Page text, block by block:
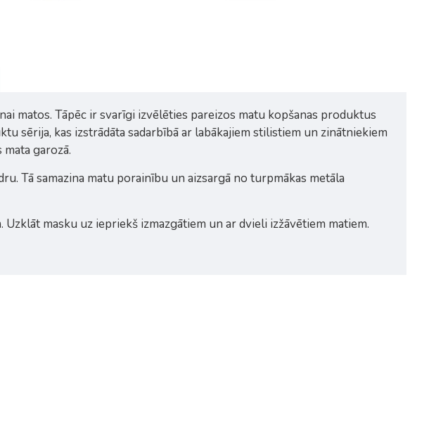
matos. Tāpēc ir svarīgi izvēlēties pareizos matu kopšanas produktus
sērija, kas izstrādāta sadarbībā ar labākajiem stilistiem un zinātniekiem
garozā.
Tā samazina matu porainību un aizsargā no turpmākas metāla
masku uz iepriekš izmazgātiem un ar dvieli izžāvētiem matiem.